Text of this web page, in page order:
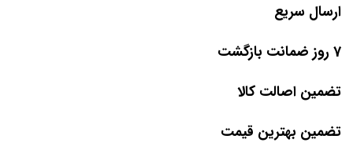
ارسال سریع
7 روز ضمانت بازگشت
تضمین اصالت کالا
تضمین بهترین قیمت